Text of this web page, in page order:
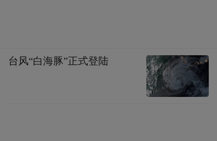
台风“白海豚”正式登陆